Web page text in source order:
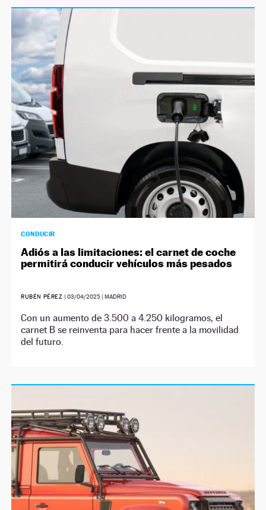
CONDUCIR
Adiós a las limitaciones: el carnet de coche
permitirá conducir vehículos más pesados
RUBÉN PÉREZ |03/04/2025 | MADRID
Con un aumento de 3.500 a 4.250 kilogramos, el
carnet B se reinventa para hacer frente a la movilidad
del futuro.